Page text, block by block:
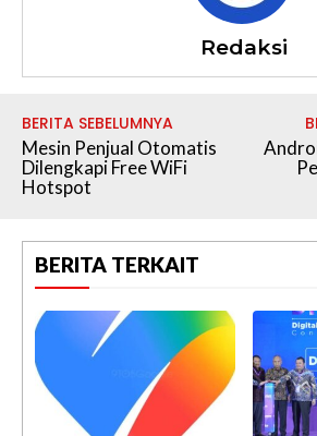
Redaksi
BERITA SEBELUMNYA
Mesin Penjual Otomatis
Dilengkapi Free WiFi
Hotspot
BERITA TERKAIT